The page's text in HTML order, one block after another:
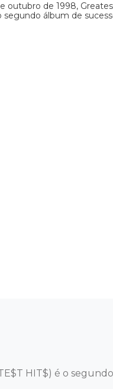
outubro de 1998,
segundo álbum de
HIT$) é o